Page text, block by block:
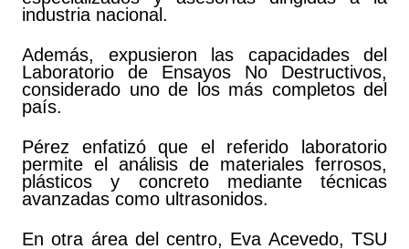
industria nacional.
Además, expusieron las capacidades del
Laboratorio de Ensayos No Destructivos,
considerado uno de los más completos del
país.
Pérez enfatizó que el referido laboratorio
permite el análisis de materiales ferrosos,
plásticos y concreto mediante técnicas
avanzadas como ultrasonidos.
En otra área del centro, Eva Acevedo, TSU